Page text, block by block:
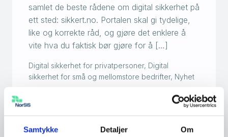
Samtykke Detaljer Om
samlet de beste rådene om digital sikkerhet på
ett sted: sikkert.no. Portalen skal gi tydelige,
like og korrekte råd, og gjøre det enklere å
vite hva du faktisk bør gjøre for å […]
Digital sikkerhet for privatpersoner, Digital
sikkerhet for små og mellomstore bedrifter, Nyhet
Dette frykter nordmenn